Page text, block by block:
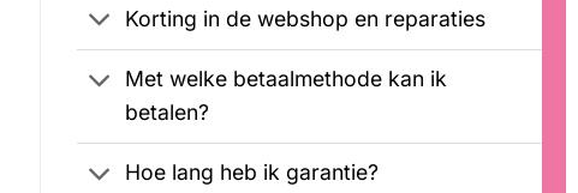
Korting in de webshop en reparaties
Met welke betaalmethode kan ik
betalen?
Hoe lang heb ik garantie?